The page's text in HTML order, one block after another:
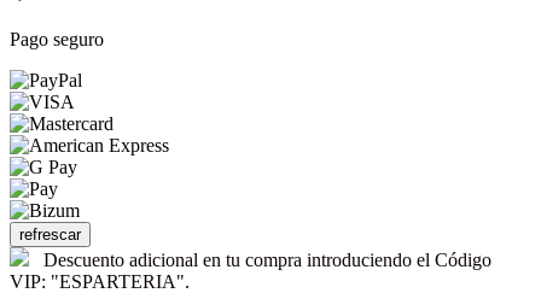
Pago seguro
Descuento adicional en tu compra introduciendo el Código
VIP: "ESPARTERIA".